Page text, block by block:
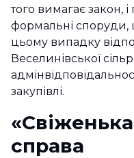
того вимагає закон,
формальні споруди,
цьому випадку
Веселинівської
закупівлі.
справа